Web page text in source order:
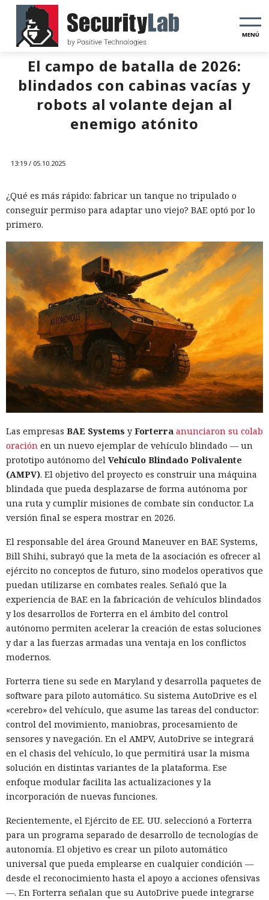
MENÚ
El campo de batalla de 2026:
blindados con cabinas vacías y
robots al volante dejan al
enemigo atónito
13:19 / 05.10.2025
¿Qué es más rápido: fabricar un tanque no tripulado o
conseguir permiso para adaptar uno viejo? BAE optó por lo
primero.
Las empresas BAE Systems y Forterra anunciaron su colab
oración en un nuevo ejemplar de vehículo blindado — un
prototipo autónomo del Vehículo Blindado Polivalente
(AMPV). El objetivo del proyecto es construir una máquina
blindada que pueda desplazarse de forma autónoma por
una ruta y cumplir misiones de combate sin conductor. La
versión final se espera mostrar en 2026.
El responsable del área Ground Maneuver en BAE Systems,
Bill Shihi, subrayó que la meta de la asociación es ofrecer al
ejército no conceptos de futuro, sino modelos operativos que
puedan utilizarse en combates reales. Señaló que la
experiencia de BAE en la fabricación de vehículos blindados
y los desarrollos de Forterra en el ámbito del control
autónomo permiten acelerar la creación de estas soluciones
y dar a las fuerzas armadas una ventaja en los conflictos
modernos.
Forterra tiene su sede en Maryland y desarrolla paquetes de
software para piloto automático. Su sistema AutoDrive es el
«cerebro» del vehículo, que asume las tareas del conductor:
control del movimiento, maniobras, procesamiento de
sensores y navegación. En el AMPV, AutoDrive se integrará
en el chasis del vehículo, lo que permitirá usar la misma
solución en distintas variantes de la plataforma. Ese
enfoque modular facilita las actualizaciones y la
incorporación de nuevas funciones.
Recientemente, el Ejército de EE. UU. seleccionó a Forterra
para un programa separado de desarrollo de tecnologías de
autonomía. El objetivo es crear un piloto automático
universal que pueda emplearse en cualquier condición —
desde el reconocimiento hasta el apoyo a acciones ofensivas
—. En Forterra señalan que su AutoDrive puede integrarse